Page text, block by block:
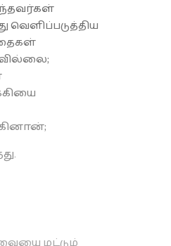
வெளிப்படுத்திய